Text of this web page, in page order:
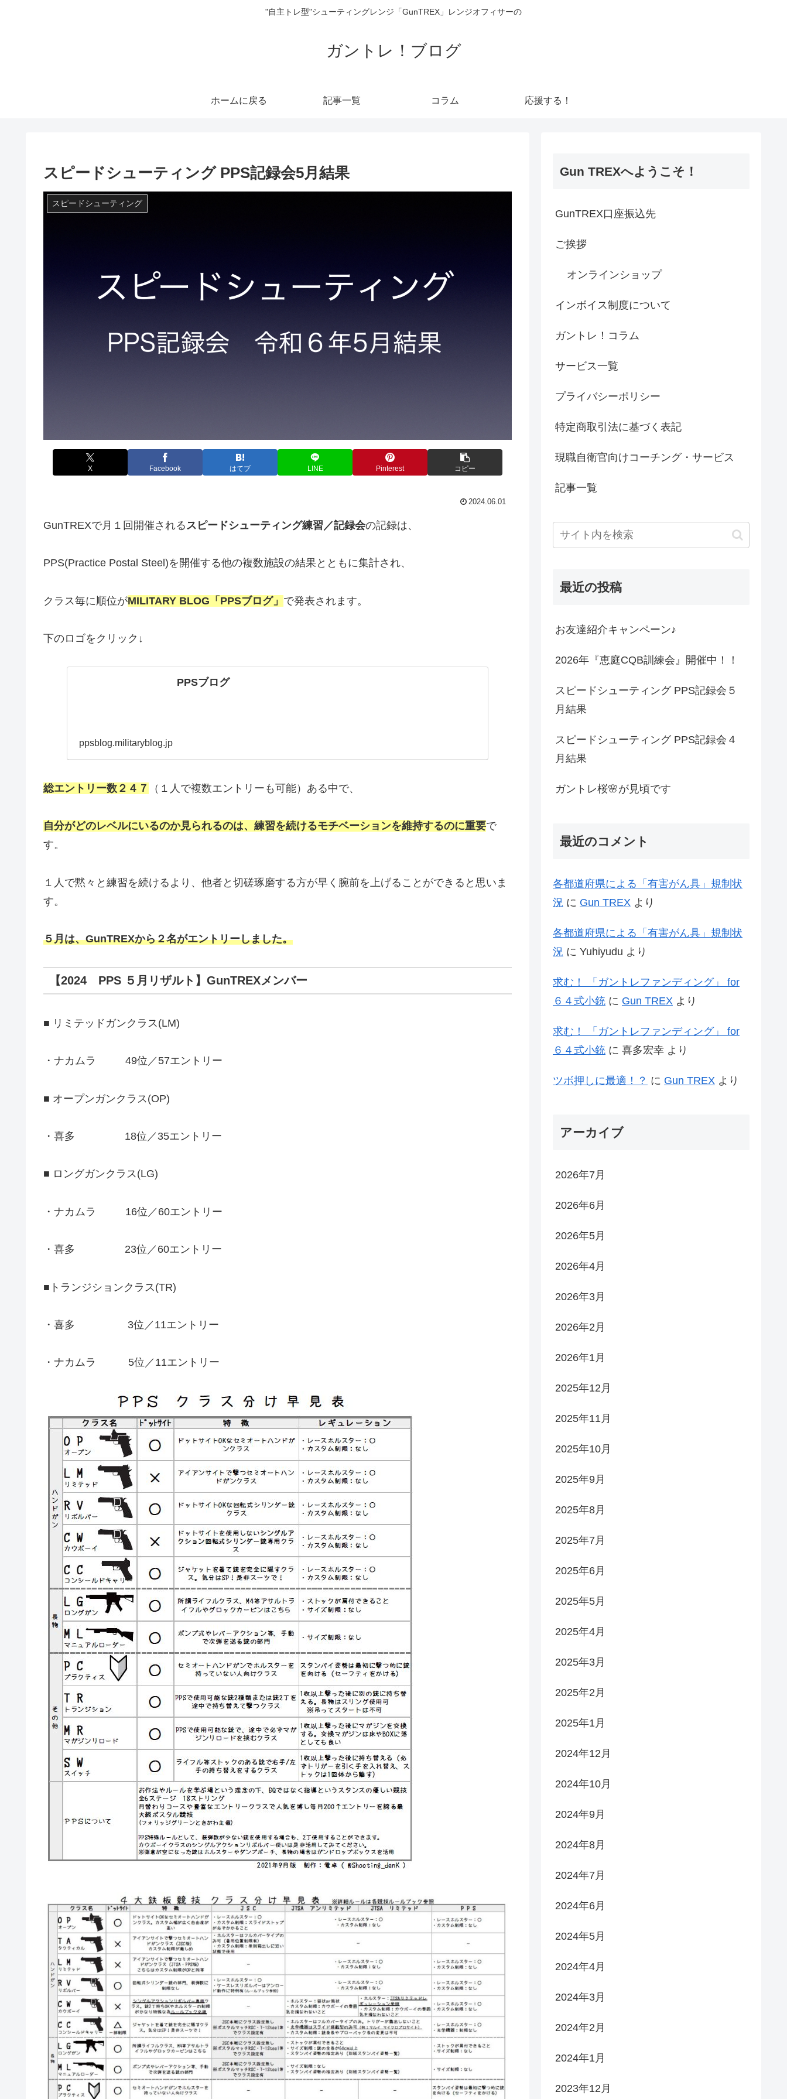
"自主トレ型"シューティングレンジ「GunTREX」レンジオフィサーの
ガントレ！ブログ
ホームに戻る 記事一覧 コラム 応援する！
スピードシューティング PPS記録会5月結果
スピードシューティング
X Facebook はてブ LINE Pinterest コピー
2024.06.01
GunTREXで月１回開催される スピードシューティング練習／記録会の記録は、
PPS(Practice Postal Steel)を開催する他の複数施設の結果とともに集計され、
クラス毎に順位がMILITARY BLOG「PPSブログ」 で発表されます。
下のロゴをクリック↓
PPSブログ
ppsblog.militaryblog.jp
総エントリー数２４７ （１人で複数エントリーも可能）ある中で、
自分がどのレベルにいるのか見られるのは、練習を続けるモチベーションを維持するのに重要で
す。
１人で黙々と練習を続けるより、他者と切磋琢磨する方が早く腕前を上げることができると思いま
す。
５月は、GunTREXから２名がエントリーしました。
【2024 PPS ５月リザルト】GunTREXメンバー
■ リミテッドガンクラス(LM)
・ナカムラ 49位／57エントリー
■ オープンガンクラス(OP)
・喜多 18位／35エントリー
■ ロングガンクラス(LG)
・ナカムラ 16位／60エントリー
・喜多 23位／60エントリー
■トランジションクラス(TR)
・喜多 3位／11エントリー
・ナカムラ 5位／11エントリー
Gun TREXへようこそ！
GunTREX口座振込先
ご挨拶
オンラインショップ
インボイス制度について
ガントレ！コラム
サービス一覧
プライバシーポリシー
特定商取引法に基づく表記
現職自衛官向けコーチング・サービス
記事一覧
最近の投稿
お友達紹介キャンペーン♪
2026年『恵庭CQB訓練会』開催中！！
スピードシューティング PPS記録会５
月結果
スピードシューティング PPS記録会４
月結果
ガントレ桜🌸が見頃です
最近のコメント
各都道府県による「有害がん具」規制状
況 に Gun TREX より
各都道府県による「有害がん具」規制状
況 に Yuhiyudu より
求む！ 「ガントレファンディング」 for
６４式小銃 に Gun TREX より
求む！ 「ガントレファンディング」 for
６４式小銃 に 喜多宏幸 より
ツボ押しに最適！？ に Gun TREX より
アーカイブ
2026年7月
2026年6月
2026年5月
2026年4月
2026年3月
2026年2月
2026年1月
2025年12月
2025年11月
2025年10月
2025年9月
2025年8月
2025年7月
2025年6月
2025年5月
2025年4月
2025年3月
2025年2月
2025年1月
2024年12月
2024年10月
2024年9月
2024年8月
2024年7月
2024年6月
2024年5月
2024年4月
2024年3月
2024年2月
2024年1月
2023年12月